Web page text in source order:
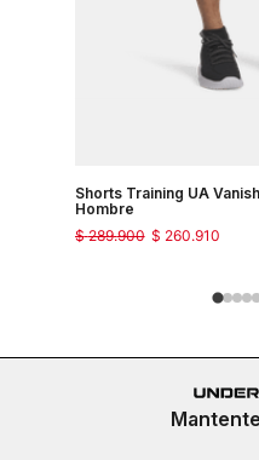
Shorts Training UA
Hombre
$ 260.910
$ 289.900